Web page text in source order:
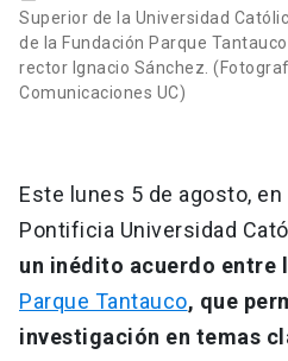
Superior de la Universidad
de la Fundación Parque
rector Ignacio Sánchez.
Comunicaciones UC)
Este lunes 5 de agosto, en
Pontificia Universidad
un inédito acuerdo entre
Parque Tantauco, que
investigación en temas